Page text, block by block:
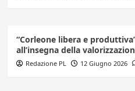
“Corleone libera e
all’insegna della
Redazione PL 12 Giugno 2026